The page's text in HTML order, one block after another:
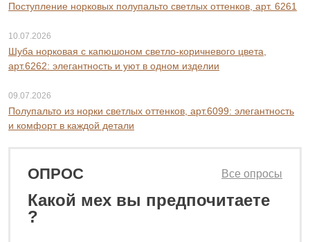
Поступление норковых полупальто светлых оттенков, арт. 6261
10.07.2026
Шуба норковая с капюшоном светло-коричневого цвета,
арт.6262: элегантность и уют в одном изделии
09.07.2026
Полупальто из норки светлых оттенков, арт.6099: элегантность
и комфорт в каждой детали
ОПРОС
Какой мех вы предпочитаете
?
Все опросы